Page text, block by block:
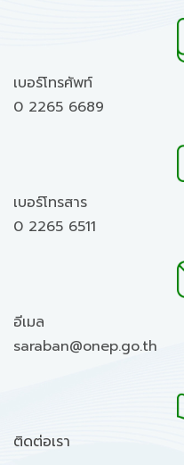
เบอร์โทรศัพท์
0 2265 6689
เบอร์โทรสาร
0 2265 6511
อีเมล
saraban@onep.go.th
ติดต่อเรา